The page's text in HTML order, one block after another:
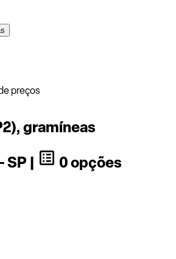
preços
gramíneas
SP |
0 opções